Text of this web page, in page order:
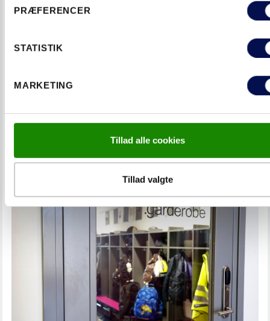
PRÆFERENCER
STATISTIK
MARKETING
Tillad alle cookies
Tillad valgte
DØRLØSNING UDDANNELSESINSTITUTION